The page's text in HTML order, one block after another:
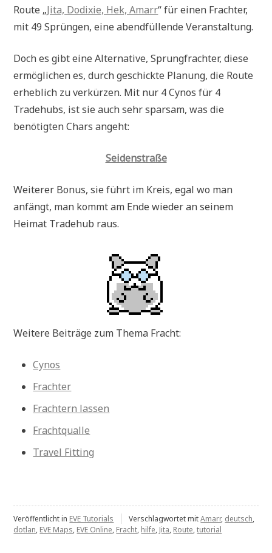
Route „Jita, Dodixie, Hek, Amarr“ für einen Frachter,
mit 49 Sprüngen, eine abendfüllende Veranstaltung.
Doch es gibt eine Alternative, Sprungfrachter, diese
ermöglichen es, durch geschickte Planung, die Route
erheblich zu verkürzen. Mit nur 4 Cynos für 4
Tradehubs, ist sie auch sehr sparsam, was die
benötigten Chars angeht:
Seidenstraße
Weiterer Bonus, sie führt im Kreis, egal wo man
anfängt, man kommt am Ende wieder an seinem
Heimat Tradehub raus.
Weitere Beiträge zum Thema Fracht:
Cynos
Frachter
Frachtern lassen
Frachtqualle
Travel Fitting
Veröffentlicht in EVE Tutorials Verschlagwortet mitAmarr, deutsch,
dotlan, EVE Maps, EVE Online, Fracht, hilfe, Jita, Route,tutorial